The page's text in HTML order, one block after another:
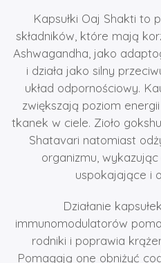
Kapsułki Oaj Shakti to
składników, które mają
Ashwagandha, jako
i działa jako silny
układ odpornościowy.
zwiększają poziom
tkanek w ciele. Zioło
Shatavari natomiast
organizmu, wykazując
uspokajające i
Działanie
immunomodulatorów
rodniki i poprawia
Pomagają one obniżyć